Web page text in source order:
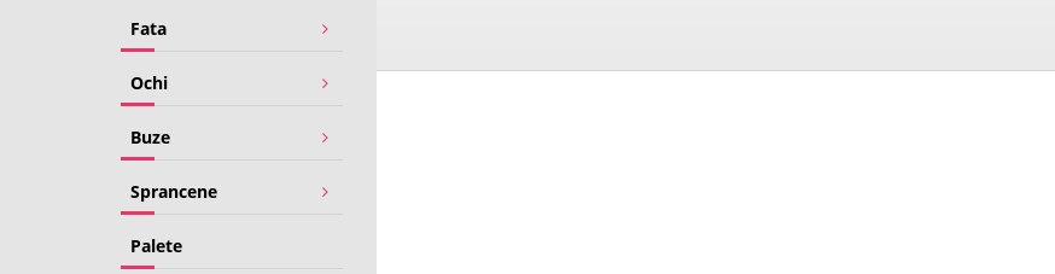
Fata
Ochi
Buze
Sprancene
Palete